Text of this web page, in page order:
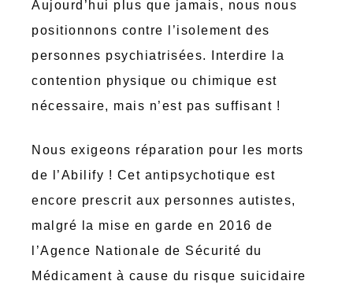
Aujourd’hui plus que jamais, nous nous
positionnons contre l’isolement des
personnes psychiatrisées. Interdire la
contention physique ou chimique est
nécessaire, mais n’est pas suffisant !
Nous exigeons réparation pour les morts
de l’Abilify ! Cet antipsychotique est
encore prescrit aux personnes autistes,
malgré la mise en garde en 2016 de
l’Agence Nationale de Sécurité du
Médicament à cause du risque suicidaire